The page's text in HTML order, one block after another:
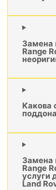
Замена
Range
Какова
Замена
Range
услуги
Land